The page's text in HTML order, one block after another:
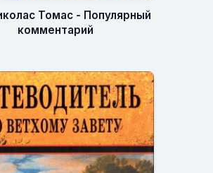
Томас - Популярный
комментарий